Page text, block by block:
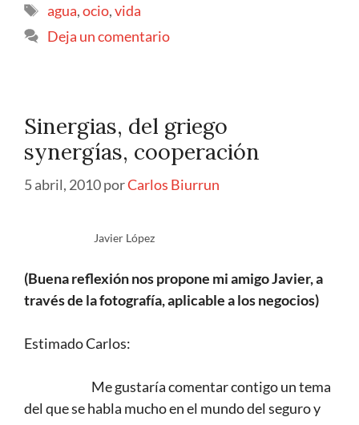
agua,ocio,vida
Deja un comentario
Sinergias, del griego
synergías, cooperación
5 abril, 2010porCarlos Biurrun
Javier López
(Buena reflexión nos propone mi amigo Javier, a
través de la fotografía, aplicable a los negocios)
Estimado Carlos:
Me gustaría comentar contigo un tema
del que se habla mucho en el mundo del seguro y